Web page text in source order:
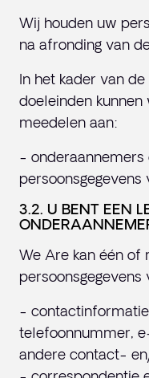
Wij houden uw
na afronding van
In het kader van
doeleinden kunnen
meedelen aan:
- onderaannemers
3.2. U BENT EEN
We Are kan één of
-
telefoonnummer,
andere contact-